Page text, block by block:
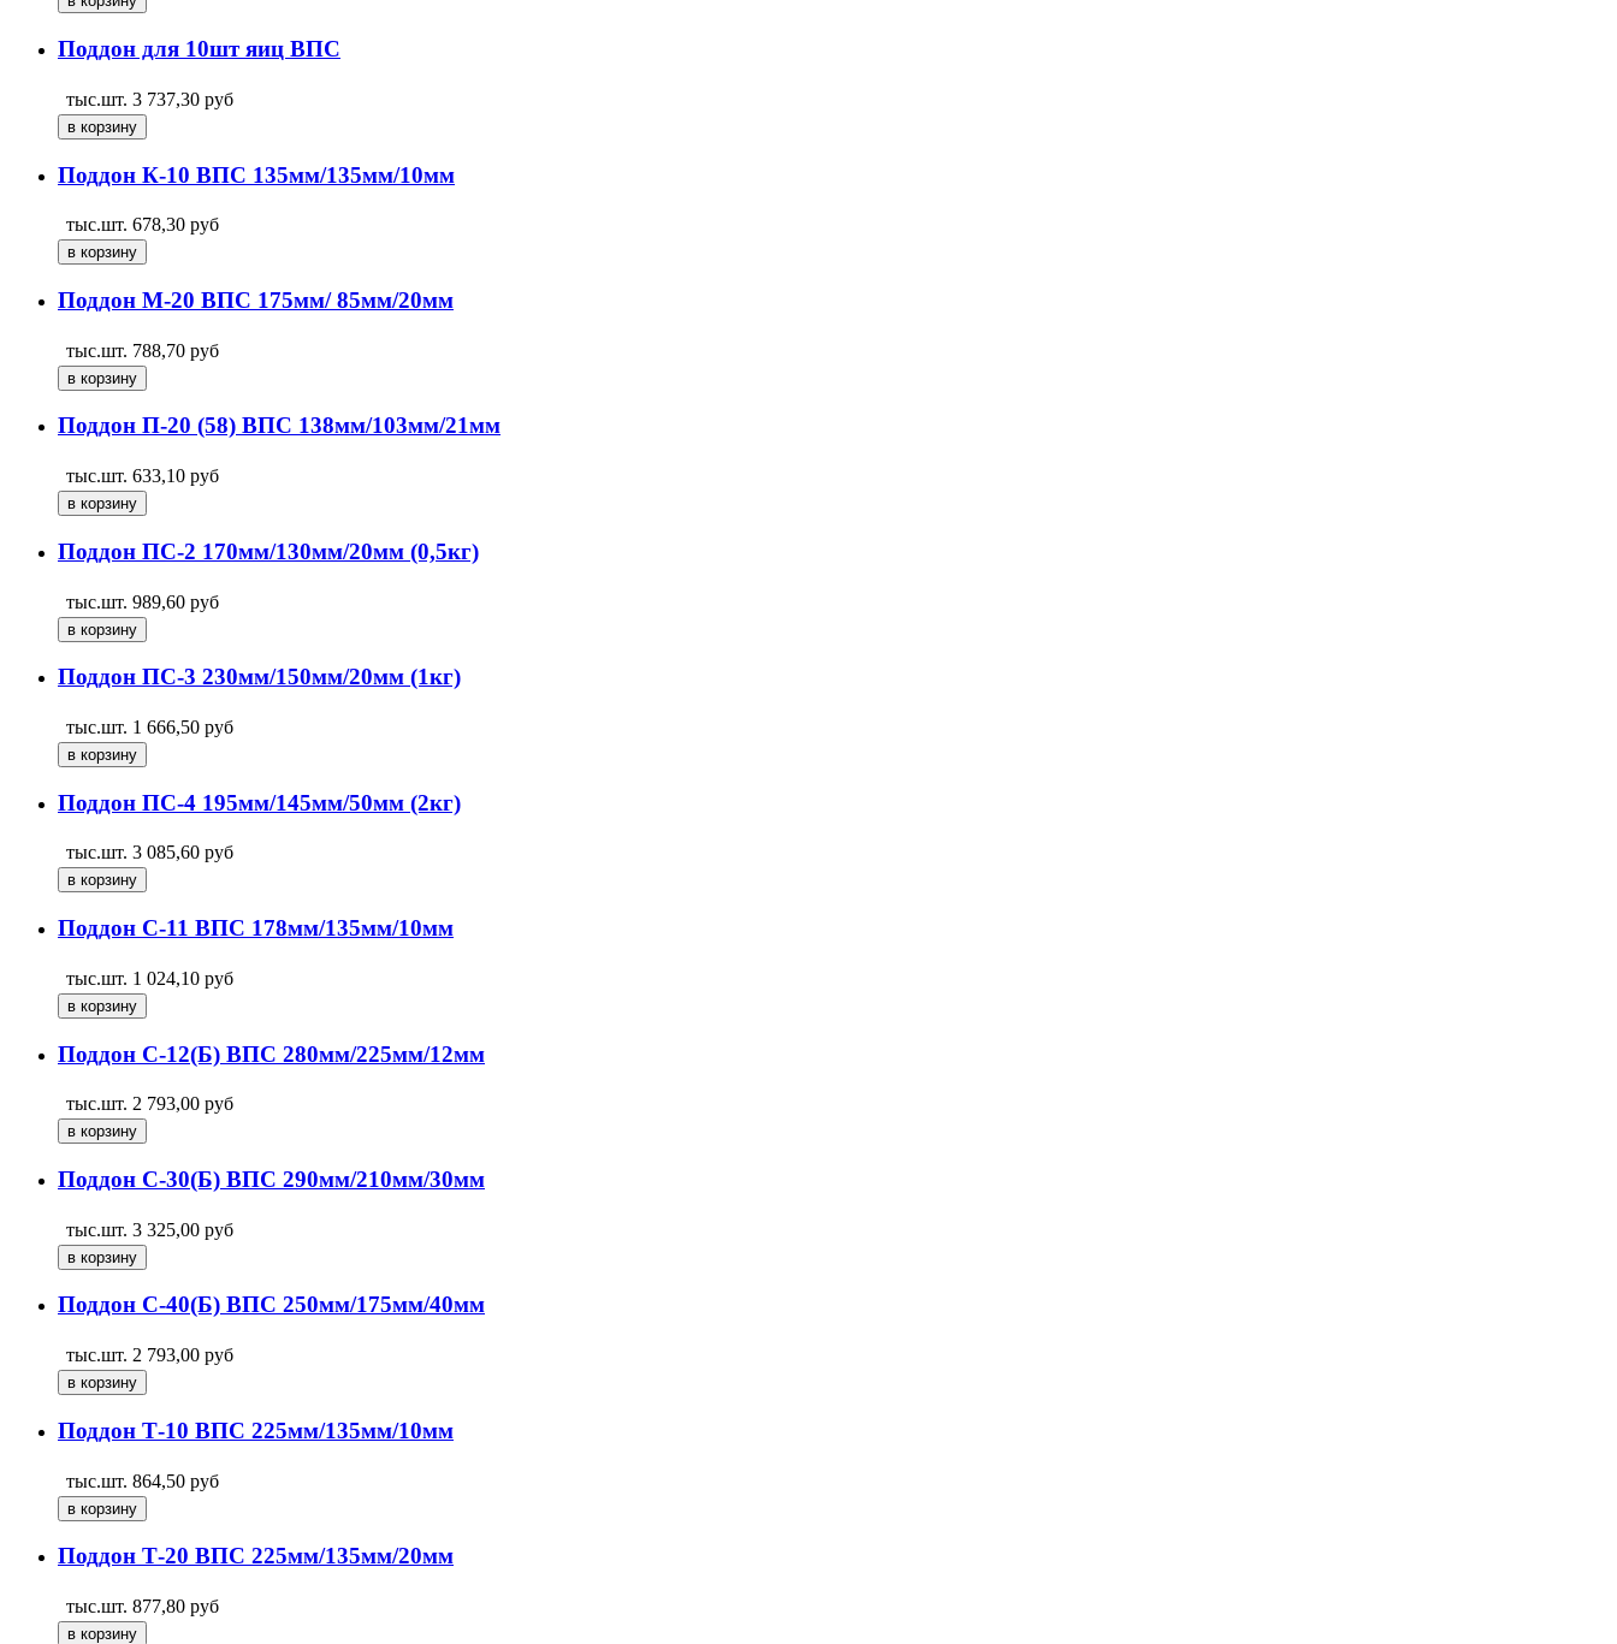
Поддон для 10шт яиц ВПС
тыс.шт. 3 737,30 руб
Поддон К-10 ВПС 135мм/135мм/10мм
тыс.шт. 678,30 руб
Поддон М-20 ВПС 175мм/ 85мм/20мм
тыс.шт. 788,70 руб
Поддон П-20 (58) ВПС 138мм/103мм/21мм
тыс.шт. 633,10 руб
Поддон ПС-2 170мм/130мм/20мм (0,5кг)
тыс.шт. 989,60 руб
Поддон ПС-3 230мм/150мм/20мм (1кг)
тыс.шт. 1 666,50 руб
Поддон ПС-4 195мм/145мм/50мм (2кг)
тыс.шт. 3 085,60 руб
Поддон С-11 ВПС 178мм/135мм/10мм
тыс.шт. 1 024,10 руб
Поддон С-12(Б) ВПС 280мм/225мм/12мм
тыс.шт. 2 793,00 руб
Поддон С-30(Б) ВПС 290мм/210мм/30мм
тыс.шт. 3 325,00 руб
Поддон С-40(Б) ВПС 250мм/175мм/40мм
тыс.шт. 2 793,00 руб
Поддон Т-10 ВПС 225мм/135мм/10мм
тыс.шт. 864,50 руб
Поддон Т-20 ВПС 225мм/135мм/20мм
тыс.шт. 877,80 руб